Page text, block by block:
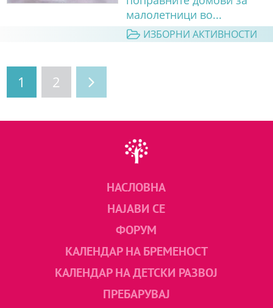
малолетници во...
ИЗБОРНИ АКТИВНОСТИ
1 2
НАСЛОВНА
НАЈАВИ СЕ
ФОРУМ
КАЛЕНДАР НА БРЕМЕНОСТ
КАЛЕНДАР НА ДЕТСКИ РАЗВОЈ
ПРЕБАРУВАЈ